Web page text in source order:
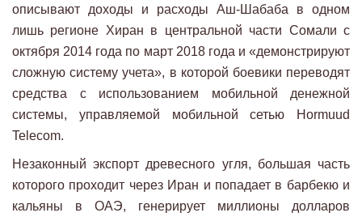
описывают доходы и расходы Аш-Шабаба в одном
лишь регионе Хиран в центральной части Сомали с
октября 2014 года по март 2018 года и «демонстрируют
сложную систему учета», в которой боевики переводят
средства с использованием мобильной денежной
системы, управляемой мобильной сетью Hormuud
Telecom.
Незаконный экспорт древесного угля, большая часть
которого проходит через Иран и попадает в барбекю и
кальяны в ОАЭ, генерирует миллионы долларов